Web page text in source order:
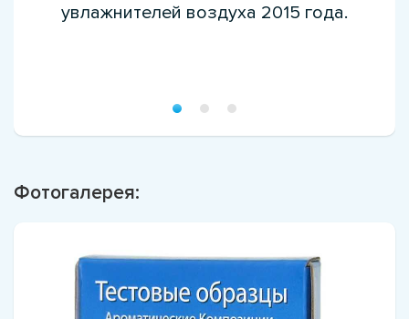
увлажнителей воздуха 2015 года.
Фотогалерея: